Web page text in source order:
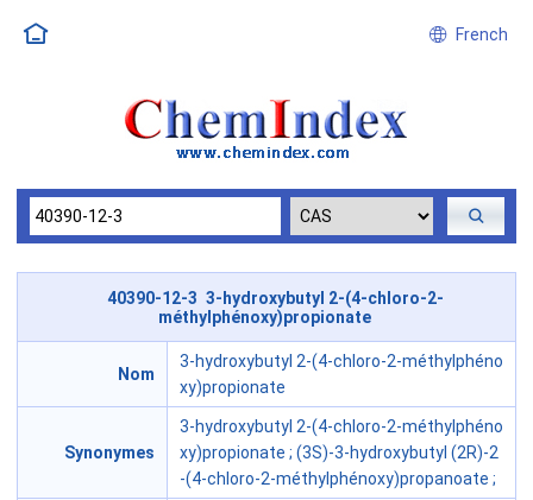
French
40390-12-3 3-hydroxybutyl 2-(4-chloro-2-
méthylphénoxy)propionate
Nom
3-hydroxybutyl 2-(4-chloro-2-méthylphéno
xy)propionate
Synonymes
3-hydroxybutyl 2-(4-chloro-2-méthylphéno
xy)propionate ; (3S)-3-hydroxybutyl (2R)-2
-(4-chloro-2-méthylphénoxy)propanoate ;